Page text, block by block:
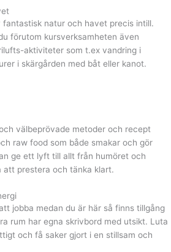
fantastisk natur och havet precis intill.
förutom kursverksamheten även
aktiviteter som t.ex vandring i
i skärgården med båt eller kanot.
välbeprövade metoder och recept
raw food som både smakar och gör
ge ett lyft till allt från humöret och
att prestera och tänka klart.
jobba medan du är här så finns tillgång
rum har egna skrivbord med utsikt. Luta
och få saker gjort i en stillsam och